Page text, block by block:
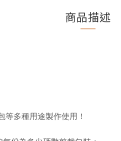
商品描述
等多種用途製作使用！